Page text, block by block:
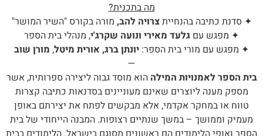
מה בתכנית?
✦ סדנת כתיבה בהנחייתצרויה להב, מורה בקורס "השיר המושר"
✦ מפגש עם גלעד מאירי ונועה שקרג'י, מנהלי בית הספר
✦ מפגש עם מורי בית הספר: יונתן ברג, אורית מיטל, מורן שוב
—
בית הספר לאמנויות המילההוא מוסד גבוה ליצירה ספרותית, אשר
מספק מענה ליוצרים שאינם מעוניינים בסדנאות כתיבה קצרות
טווח או במחקר אקדמי, אלא מבקשים לפתח את יצירתם באופן
מעמיק וממושך – במשך שנתיים רצופות. המבנה הייחודי של בית